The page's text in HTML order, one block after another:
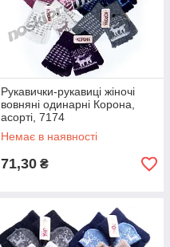
Рукавички-рукавиці жіночі
вовняні одинарні Корона,
асорті, 7174
Немає в наявності
71,30 ₴